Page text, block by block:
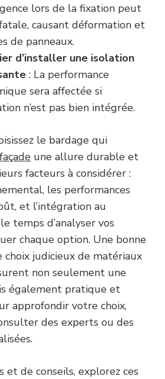
lors de la fixation peut
causant déformation et
de panneaux.
d’installer une isolation
: La performance
sera affectée si
n’est pas bien intégrée.
le bardage qui
façade une allure durable et
facteurs à considérer :
les performances
et l’intégration au
temps d’analyser vos
chaque option. Une bonne
judicieux de matériaux
non seulement une
également pratique et
approfondir votre choix,
des experts ou des
et de conseils, explorez ces